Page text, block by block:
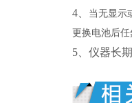
4、
当无显示
更换电池后
5、仪器长